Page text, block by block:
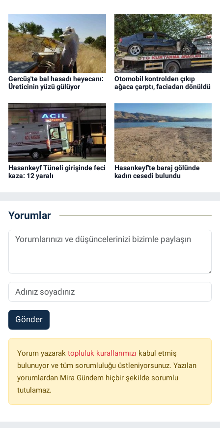
Gercüş'te bal hasadı heyecanı:
Üreticinin yüzü gülüyor
Otomobil kontrolden çıkıp
ağaca çarptı, faciadan dönüldü
Hasankeyf Tüneli girişinde feci
kaza: 12 yaralı
Hasankeyf'te baraj gölünde
kadın cesedi bulundu
Yorumlar
Gönder
Yorum yazarak topluluk kurallarımızı kabul etmiş
bulunuyor ve tüm sorumluluğu üstleniyorsunuz. Yazılan
yorumlardan Mira Gündem hiçbir şekilde sorumlu
tutulamaz.